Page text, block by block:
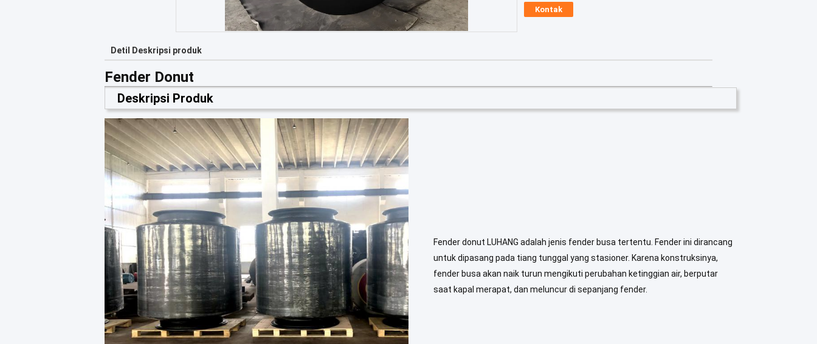
Kontak
Detil Deskripsi produk
Fender Donut
Deskripsi Produk
Fender donut LUHANG adalah jenis fender busa tertentu. Fender ini dirancang
untuk dipasang pada tiang tunggal yang stasioner. Karena konstruksinya,
fender busa akan naik turun mengikuti perubahan ketinggian air, berputar
saat kapal merapat, dan meluncur di sepanjang fender.